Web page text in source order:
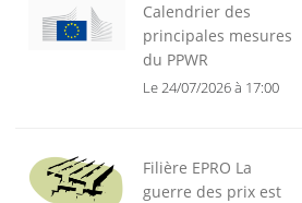
Calendrier des
principales mesures
du PPWR
Le 24/07/2026 à 17:00
Filière EPRO La
guerre des prix est